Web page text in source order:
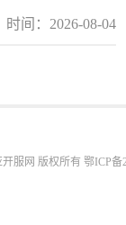
时间：2026-08-04
开服网 版权所有 鄂ICP备